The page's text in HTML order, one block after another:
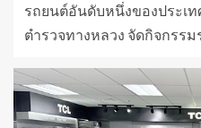
รถยนต์อันดับหนึ่งของประเ
ตำรวจทางหลวง จัดกิจกรรม